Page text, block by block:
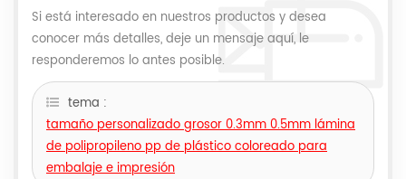
Si está interesado en nuestros productos y desea
conocer más detalles, deje un mensaje aquí, le
responderemos lo antes posible.
tema :
tamaño personalizado grosor 0.3mm 0.5mm lámina
de polipropileno pp de plástico coloreado para
embalaje e impresión